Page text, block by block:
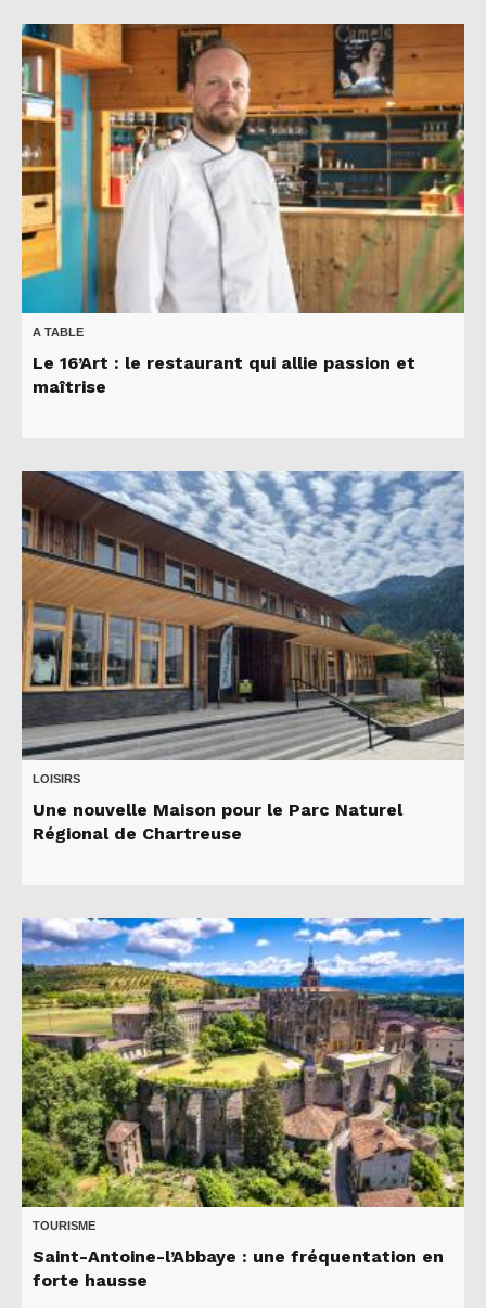
A TABLE
Le 16’Art : le restaurant qui allie passion et
maîtrise
LOISIRS
Une nouvelle Maison pour le Parc Naturel
Régional de Chartreuse
TOURISME
Saint-Antoine-l’Abbaye : une fréquentation en
forte hausse